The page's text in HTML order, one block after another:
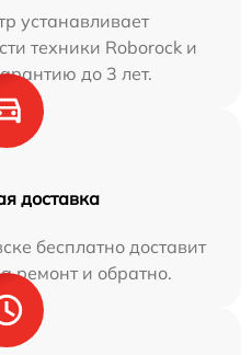
устанавливает
техники Roborock и
до 3 лет.
доставка
бесплатно доставит
ремонт и обратно.